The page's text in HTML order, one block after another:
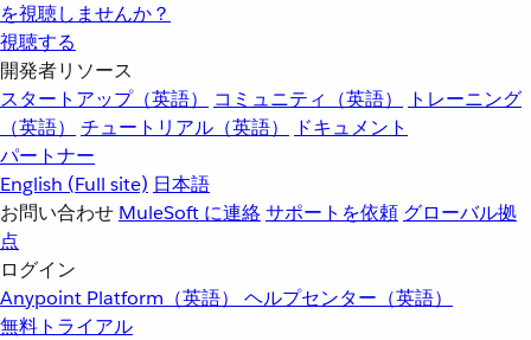
を視聴しませんか？
視聴する
開発者リソース
スタートアップ（英語）
コミュニティ（英語）
トレーニング
（英語）
チュートリアル（英語）
ドキュメント
パートナー
English (Full site) 日本語
お問い合わせ MuleSoft に連絡サポートを依頼 グローバル拠
点
ログイン
Anypoint Platform（英語） ヘルプセンター（英語）
無料トライアル